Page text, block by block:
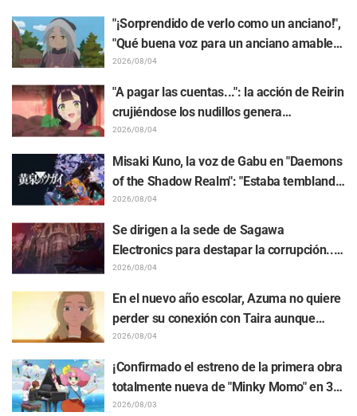
diciembre en 8 ciudades de Japón! Un
total de 44 Touken Danshi se reunirán en
el escenario
"¡Sorprendido de verlo como un anciano!",
"Qué buena voz para un anciano amable":
la voz de Akira Ishida como líder tribal
impacta en el episodio 6 del anime
"Jaadugar: A Witch in Mongolia"
2026/08/04
"A pagar las cuentas...": la acción de Reirin
crujiéndose los nudillos genera
comentarios como "pura fuerza bruta
jajaja" y "miren esa cara" / "Though I Am
an Inept Villainess" episodio 4
2026/08/04
Misaki Kuno, la voz de Gabu en "Daemons
of the Shadow Realm": "Estaba temblando
completamente y rompi en llanto..." revela
el detrás de escena de su "actuación
magistral desde el alma" en el episodio 17
2026/08/04
Se dirigen a la sede de Sagawa
Electronics para destapar la corrupción...
Se revela la sinopsis, fotogramas y el
visual del episodio 5 de "The Ghost in the
Shell"
2026/08/04
En el nuevo año escolar, Azuma no quiere
perder su conexión con Taira aunque
cambien de clase... Se revelan la sinopsis
y los fotogramas del episodio 18 de "You
and I Are Polar Opposites"
2026/08/04
¡Confirmado el estreno de la primera obra
totalmente nueva de "Minky Momo" en 32
años para el 13 de noviembre! Se revela
2026/08/03